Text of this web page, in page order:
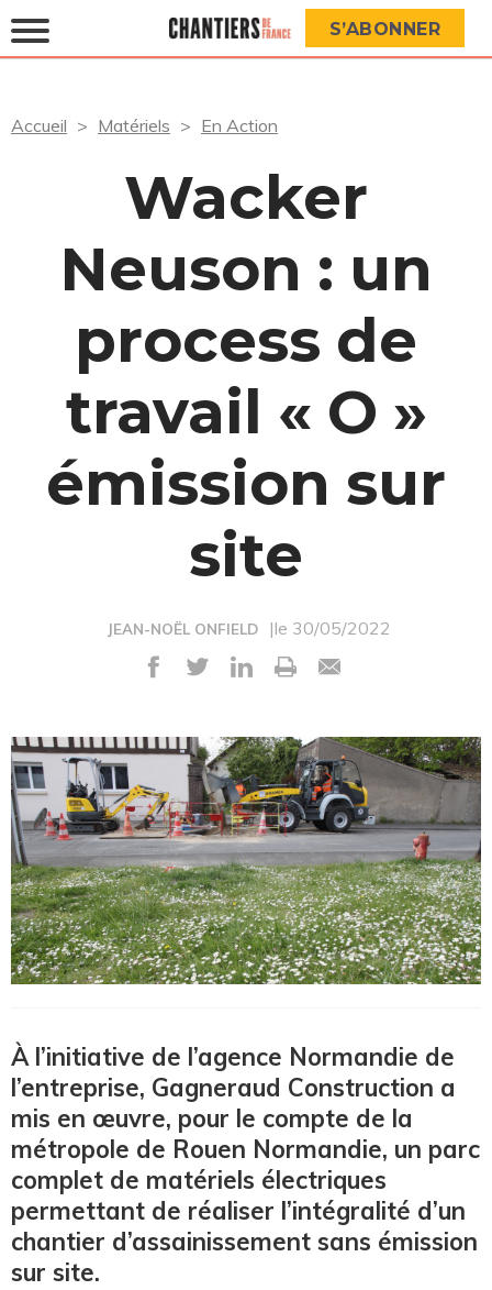
S’ABONNER
Accueil Matériels En Action
Wacker
Neuson : un
process de
travail « O »
émission sur
site
JEAN-NOËL ONFIELD |le 30/05/2022
À l’initiative de l’agence Normandie de
l’entreprise, Gagneraud Construction a
mis en œuvre, pour le compte de la
métropole de Rouen Normandie, un parc
complet de matériels électriques
permettant de réaliser l’intégralité d’un
chantier d’assainissement sans émission
sur site.